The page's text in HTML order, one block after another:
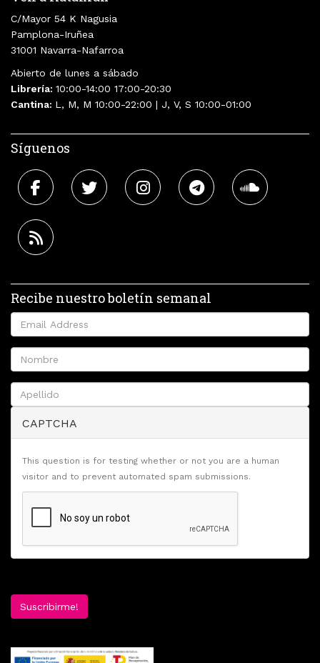
C/Mayor 54 K Nagusia
Pamplona-Iruñea
31001 Navarra-Nafarroa
Abierto de lunes a sábado
Librería: 10:00-14:00 17:00-20:30
Cantina: L, M, M 10:00-22:00 | J, V, S 10:00-01:00
Síguenos
Recibe nuestro boletín semanal
CAPTCHA
This question is for testing whether or not you are a human
visitor and to prevent automated spam submissions.
Suscribirme!